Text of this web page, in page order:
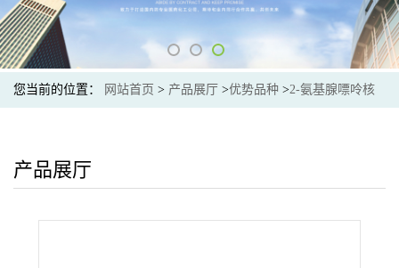
您当前的位置： 网站首页 > 产品展厅 >优势品种 >2-氨基腺嘌呤核
产品展厅